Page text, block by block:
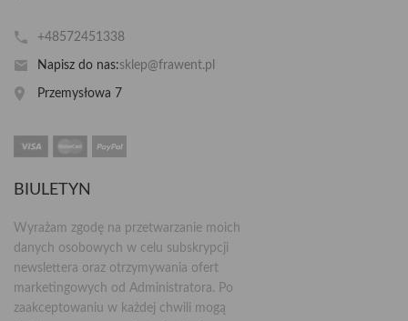
+48572451338
Napisz do nas:sklep@frawent.pl
Przemysłowa 7
BIULETYN
Wyrażam zgodę na przetwarzanie moich
danych osobowych w celu subskrypcji
newslettera oraz otrzymywania ofert
marketingowych od Administratora. Po
zaakceptowaniu w każdej chwili mogą